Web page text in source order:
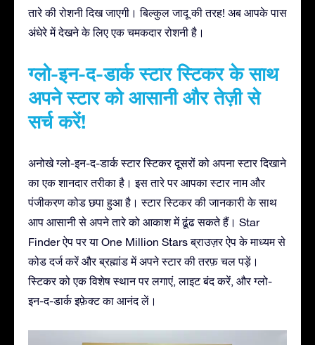
तारे की रोशनी दिख जाएगी। बिल्कुल जादू की तरह! अब आपके पास
अंधेरे में देखने के लिए एक चमकदार रोशनी है।
ग्लो-इन-द-डार्क स्टार स्टिकर के साथ
अपने स्टार को आसानी और तेज़ी से
सर्च करें!
अनोखे ग्लो-इन-द-डार्क स्टार स्टिकर दूसरों को अपना स्टार दिखाने
का एक शानदार तरीका है। इस तारे पर आपका स्टार नाम और
पंजीकरण कोड छपा हुआ है। स्टार स्टिकर की जानकारी के साथ
आप आसानी से अपने तारे को आकाश में ढूंढ सकते हैं। Star
Finder ऐप पर या One Million Stars ब्राउज़र ऐप के माध्यम से
कोड दर्ज करें और ब्रह्मांड में अपने स्टार की तरफ़ चल पड़ें।
स्टिकर को एक विशेष स्थान पर लगाएं, लाइट बंद करें, और ग्लो-
इन-द-डार्क इफ़ेक्ट का आनंद लें।